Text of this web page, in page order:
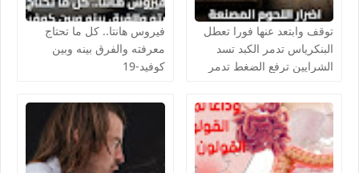
توقف وابتعد عنها فورا تعطل
البنكرياس تدمر الكبد تسد
الشرايين ترفع الضغط تدمر
فيروس هانتا.. كل ما تحتاج
معرفته والفرق بينه وبين
كوفيد-19